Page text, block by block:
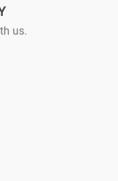
us.